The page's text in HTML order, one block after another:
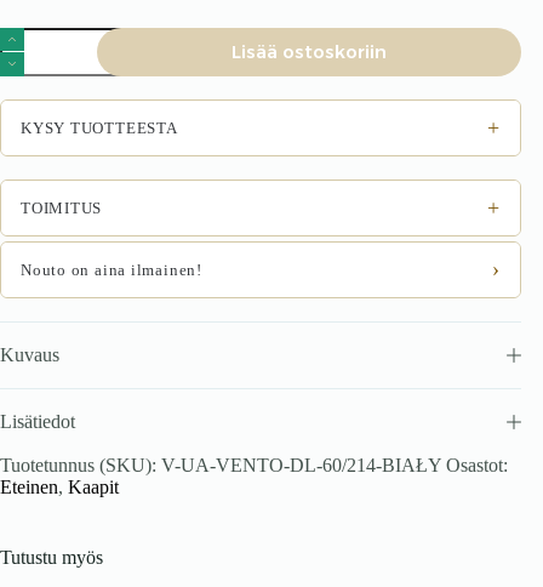
VENTO
DL-
60/214
korkea
kaappi,
väri:
valkoinen
määrä
Lisää ostoskoriin
KYSY TUOTTEESTA +
TOIMITUS +
Nouto on aina ilmainen! ›
Kuvaus
Lisätiedot
Tuotetunnus (SKU): V-UA-VENTO-DL-60/214-BIAŁY Osastot:
Eteinen, Kaapit
Tutustu myös